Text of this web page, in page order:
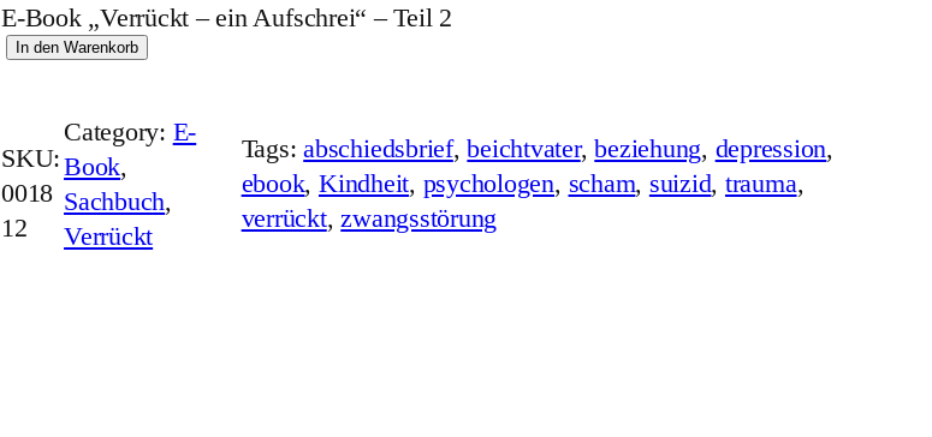
E-Book „Verrückt – ein Aufschrei“ – Teil 2
E
o
o
k
In den Warenkorb
SKU:
0018
12
Category: E-
Book
Sachbuch
Verrückt
Tags:abschiedsbrief, beichtvater, beziehung, depression
ebook, Kindheit, psychologen, scham, suizid, trauma
verrückt, zwangsstörung